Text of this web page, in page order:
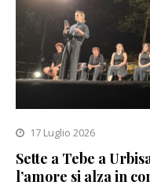
17 Luglio 2026
Sette a Tebe a
l’amore si alza in